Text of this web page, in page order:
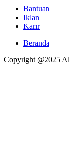
Bantuan
Iklan
Karir
Beranda
Copyright @2025